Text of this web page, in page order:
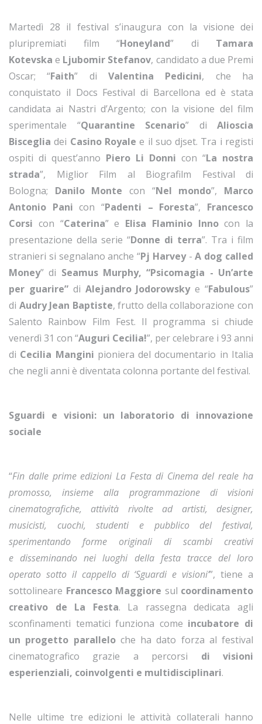
Martedì 28 il festival s’inaugura con la visione dei
pluripremiati film “Honeyland” di Tamara
Kotevska e Ljubomir Stefanov, candidato a due Premi
Oscar; “Faith” diValentina Pedicini, che ha
conquistato il Docs Festival di Barcellona ed è stata
candidata ai Nastri d’Argento; con la visione del film
sperimentale “Quarantine Scenario” di Alioscia
Bisceglia dei Casino Royalee il suo djset. Tra i registi
ospiti di quest’anno Piero Li Donni con “La nostra
strada”, Miglior Film al Biografilm Festival di
Bologna; Danilo Monte con “Nel mondo”, Marco
Antonio Pani con “Padenti – Foresta”, Francesco
Corsi con “Caterina” e Elisa Flaminio Innocon la
presentazione della serie “Donne di terra”. Tra i film
stranieri si segnalano anche “Pj Harvey-A dog called
Money” di Seamus Murphy, “Psicomagia - Un’arte
per guarire” di Alejandro Jodorowskye “Fabulous”
di Audry Jean Baptiste, frutto della collaborazione con
Salento Rainbow Film Fest. Il programma si chiude
venerdì 31 con “Auguri Cecilia!”, per celebrare i 93 anni
di Cecilia Mangini pioniera del documentario in Italia
che negli anni è diventata colonna portante del festival.
Sguardi e visioni: un laboratorio di innovazione
sociale
“Fin dalle prime edizioni La Festa di Cinema del reale ha
promosso, insieme alla programmazione di visioni
cinematografiche, attività rivolte ad artisti, designer,
musicisti, cuochi, studenti e pubblico del festival,
sperimentando forme originali di scambi creativi
e disseminando nei luoghi della festa tracce del loro
operato sotto il cappello di ‘Sguardi e visioni’”, tiene a
sottolineare Francesco Maggiore sul coordinamento
creativo de La Festa. La rassegna dedicata agli
sconfinamenti tematici funziona come incubatore di
un progetto paralleloche ha dato forza al festival
cinematografico grazie a percorsi di visioni
esperienziali, coinvolgenti e multidisciplinari.
Nelle ultime tre edizioni le attività collaterali hanno